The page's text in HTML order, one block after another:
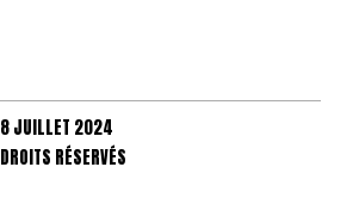
8 JUILLET 2024
DROITS RÉSERVÉS